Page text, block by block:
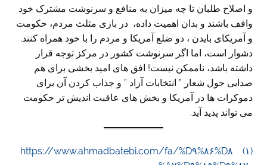
و اصلاح طلبان تا چه میزان به منافع و سرنوشت مشترک خود
واقف باشند و بدان اهمیت داده، در بازی مثلث مردم، حکومت
و آمریکای بایدن ، دو ضلع آمریکا و مردم را با خود همراه کنند.
دشوار است، اما اگر سرنوشت کشور در مرکز توجه قرار
داشته باشد، ناممکن نیست! افق های امید بخشی برای هم
صدایی حول شعار ” انتخابات آزاد ” و جذاب کردن آن برای
دموکرات ها در آمریکا و بخش های عاقبت اندیش تر حکومت
می تواند پدید آید.
(۱)
https://www.ahmadbatebi.com/fa/%D۹%۸۶%D۸